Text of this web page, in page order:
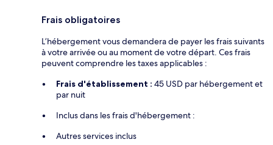
Frais obligatoires
L’hébergement vous demandera de payer les frais suivants
à votre arrivée ou au moment de votre départ. Ces frais
peuvent comprendre les taxes applicables :
Frais d'établissement : 45 USD par hébergement et
par nuit
Inclus dans les frais d'hébergement :
Autres services inclus